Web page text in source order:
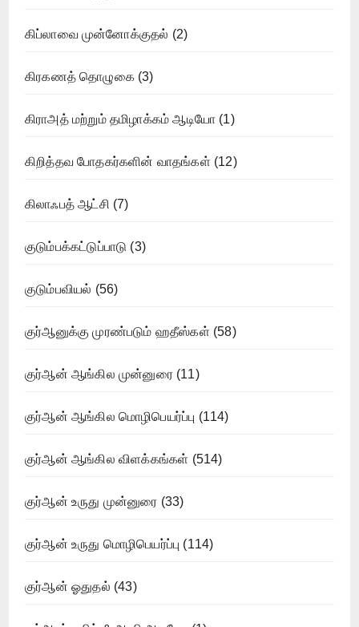
கிப்லாவை முன்னோக்குதல் (2)
கிரகணத் தொழுகை(3)
கிராஅத் மற்றும் தமிழாக்கம் ஆடியோ (1)
கிறித்தவ போதகர்களின் வாதங்கள் (12)
கிலாஃபத் ஆட்சி (7)
குடும்பக்கட்டுப்பாடு (3)
குடும்பவியல் (56)
குர்ஆனுக்கு முரண்படும் ஹதீஸ்கள் (58)
குர்ஆன் ஆங்கில முன்னுரை(11)
குர்ஆன் ஆங்கில மொழிபெயர்ப்பு (114)
குர்ஆன் ஆங்கில விளக்கங்கள் (514)
குர்ஆன் உருது முன்னுரை (33)
குர்ஆன் உருது மொழிபெயர்ப்பு (114)
குர்ஆன் ஓதுதல் (43)